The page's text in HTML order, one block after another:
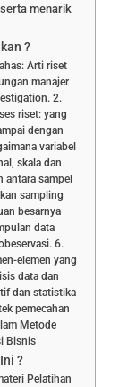
menarik
?
Arti riset
manajer
2.
riset: yang
dengan
variabel
skala dan
sampel
sampling
besarnya
data
6.
elemen yang
data dan
dan statistika
pemecahan
Metode
Bisnis
?
Pelatihan